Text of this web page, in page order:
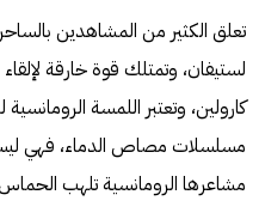
تعلق الكثير من المشاهدين
لستيفان، وتمتلك قوة خارقة لإلقاء
كارولين، وتعتبر اللمسة
مسلسلات مصاص الدماء، فهي
مشاعرها الرومانسية تلهب